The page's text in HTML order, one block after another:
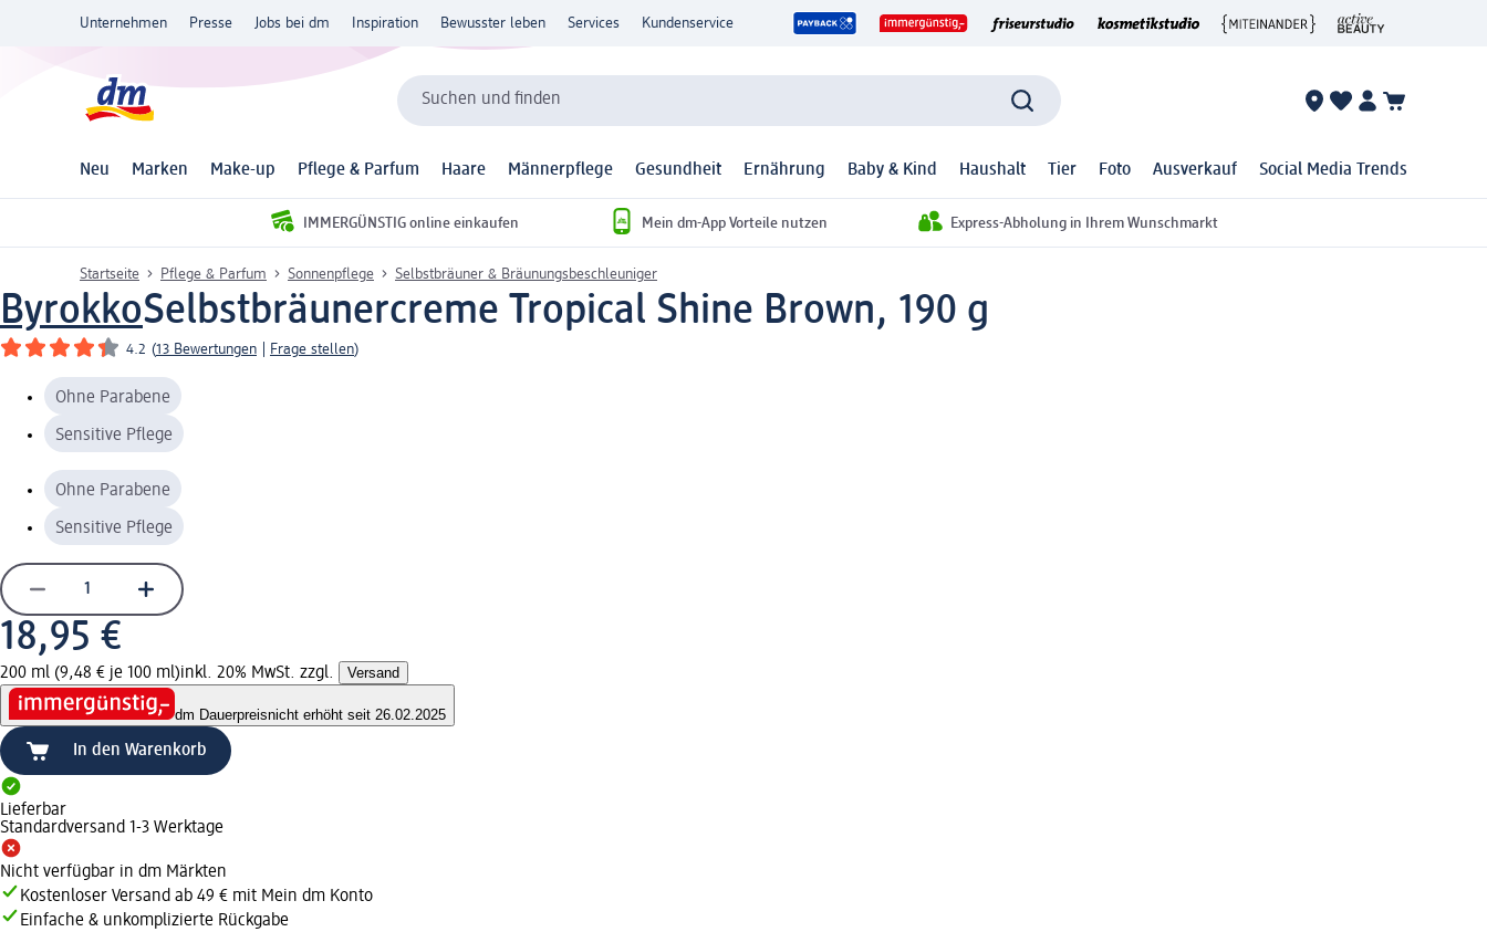
Unternehmen Presse Jobs bei dm Inspiration Bewusster leben Services Kundenservice
Suchen und finden
Neu Marken Make-up Pflege & Parfum Haare Männerpflege Gesundheit Ernährung Baby & Kind Haushalt Tier Foto Ausverkauf Social Media Trends
IMMERGÜNSTIG online einkaufen Mein dm-App Vorteile nutzen Express-Abholung in Ihrem Wunschmarkt
Startseite Pflege & Parfum Sonnenpflege Selbstbräuner & Bräunungsbeschleuniger
ByrokkoSelbstbräunercreme Tropical Shine Brown, 190 g
4.2 (13 Bewertungen Frage stellen)
Ohne Parabene
Sensitive Pflege
Ohne Parabene
Sensitive Pflege
18,95 €
200 ml (9,48 € je 100 ml)inkl. 20% MwSt. zzgl. Versand
dm Dauerpreisnicht erhöht seit 26.02.2025
In den Warenkorb
Lieferbar
Standardversand 1-3 Werktage
Nicht verfügbar in dm Märkten
Kostenloser Versand ab 49 € mit Mein dm Konto
Einfache & unkomplizierte Rückgabe